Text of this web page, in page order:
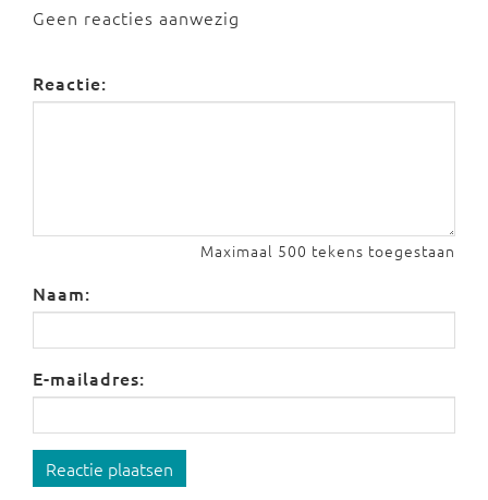
Geen reacties aanwezig
Reactie:
Maximaal 500 tekens toegestaan
Naam:
E-mailadres:
Reactie plaatsen